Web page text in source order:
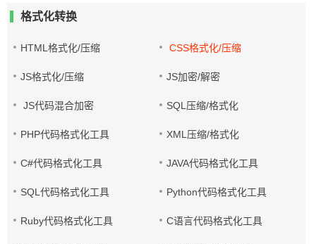
格式化转换
HTML格式化/压缩 CSS格式化/压缩
JS格式化/压缩 JS加密/解密
JS代码混合加密 SQL压缩/格式化
PHP代码格式化工具 XML压缩/格式化
C#代码格式化工具 JAVA代码格式化工具
SQL代码格式化工具 Python代码格式化工具
Ruby代码格式化工具 C语言代码格式化工具